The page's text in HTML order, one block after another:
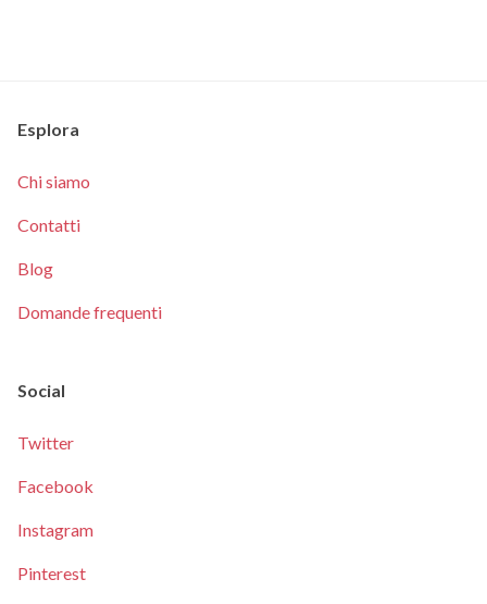
Esplora
Chi siamo
Contatti
Blog
Domande frequenti
Social
Twitter
Facebook
Instagram
Pinterest